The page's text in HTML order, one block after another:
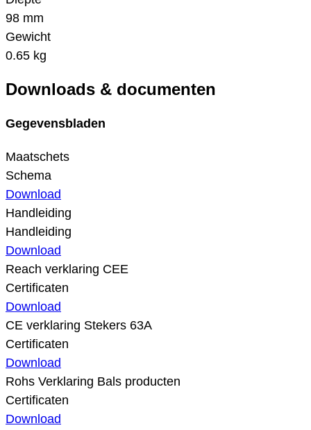
98 mm
Gewicht
0.65 kg
Downloads & documenten
Gegevensbladen
Maatschets
Schema
Download
Handleiding
Handleiding
Download
Reach verklaring CEE
Certificaten
Download
CE verklaring Stekers 63A
Certificaten
Download
Rohs Verklaring Bals producten
Certificaten
Download